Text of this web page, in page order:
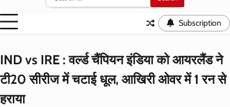
for:
Subscription
IND vs IRE : वर्ल्ड चैंपियन इंडिया को आयरलैंड ने
टी20 सीरीज में चटाई धूल, आखिरी ओवर में 1 रन से
हराया